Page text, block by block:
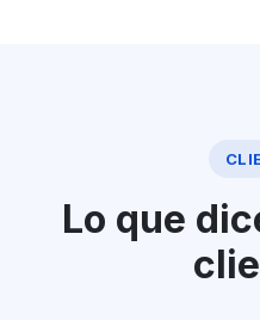
Lo que